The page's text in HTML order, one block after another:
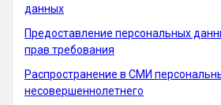
данных
Предоставление персональных
прав требования
Распространение в СМИ
несовершеннолетнего